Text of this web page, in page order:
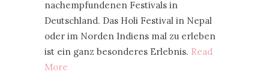
nachempfundenen Festivals in
Deutschland. Das Holi Festival in Nepal
oder im Norden Indiens mal zu erleben
ist ein ganz besonderes Erlebnis. Read
More